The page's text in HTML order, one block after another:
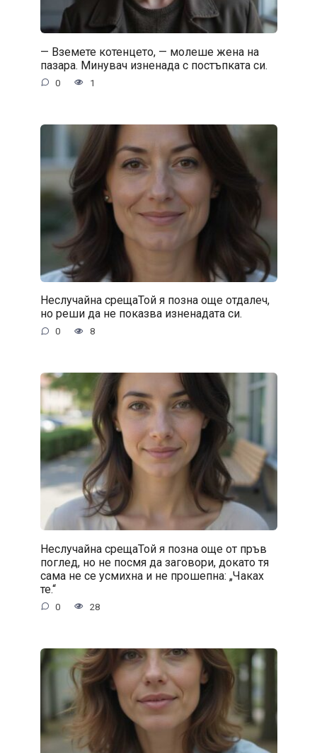
— Вземете котенцето, — молеше жена на
пазара. Минувач изненада с постъпката си.
0 1
Неслучайна срещаТой я позна още отдалеч,
но реши да не показва изненадата си.
0 8
Неслучайна срещаТой я позна още от пръв
поглед, но не посмя да заговори, докато тя
сама не се усмихна и не прошепна: „Чаках
те.“
0 28